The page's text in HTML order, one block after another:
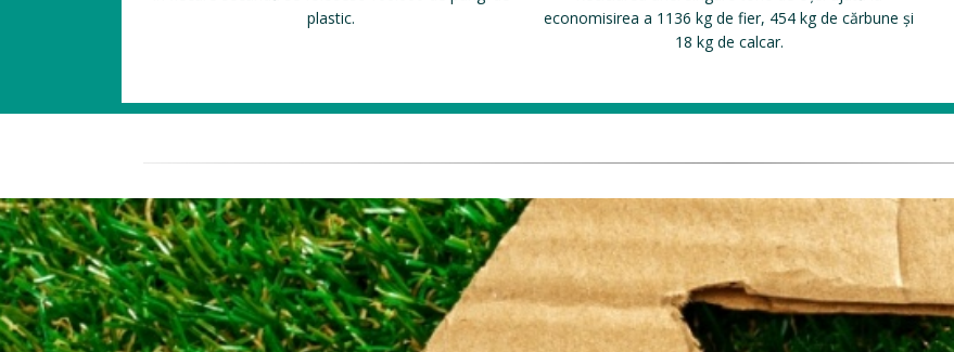
plastic.
economisirea a 1136 kg de fier, 454 kg de cărbune și
18 kg de calcar.